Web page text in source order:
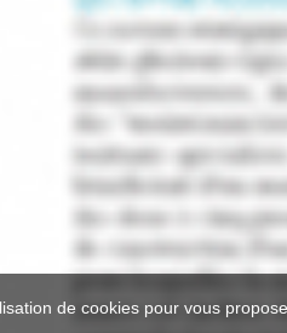
de cookies pour vous